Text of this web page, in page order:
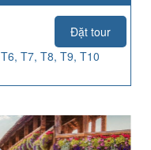
Đặt tour
T7, T8, T9, T10